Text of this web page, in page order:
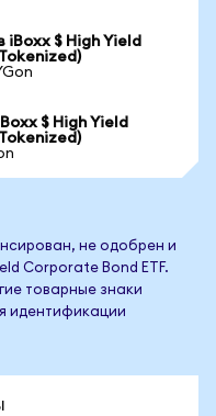
iBoxx $ High Yield
$ High Yield
не одобрен и
Corporate Bond ETF.
товарные знаки
идентификации